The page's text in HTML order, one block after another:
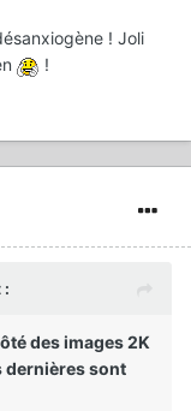
! Joli
!
:
des images 2K
dernières sont